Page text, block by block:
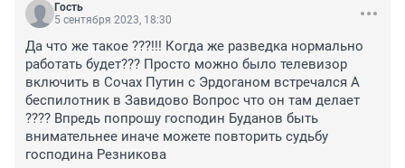
Гость
5 сентября 2023, 18:30
Да что же такое ???!!! Когда же разведка нормально
работать будет??? Просто можно было телевизор
включить в Сочах Путин с Эрдоганом встречался А
беспилотник в Завидово Вопрос что он там делает
???? Впредь попрошу господин Буданов быть
внимательнее иначе можете повторить судьбу
господина Резникова